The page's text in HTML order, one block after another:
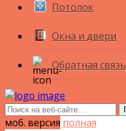
Потолок
Окна и двери
Обратная связь
моб. версия полная